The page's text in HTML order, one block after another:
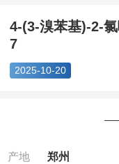
基)-2-氯噻唑；CAS
4-(3-溴苯基)-2-
7
2025-10-20
产地 郑州